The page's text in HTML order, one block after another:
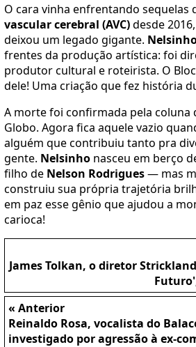
O cara vinha enfrentando sequelas
vascular cerebral (AVC)desde
deixou um legado gigante.
frentes da produção artística: foi
produtor cultural e roteirista. O
dele! Uma criação que fez história
A morte foi confirmada pela coluna
Globo. Agora fica aquele vazio
alguém que contribuiu tanto pra
gente. Nelsinho nasceu em berço
filho de Nelson Rodrigues— mas
construiu sua própria trajetória
em paz esse gênio que ajudou a
carioca!
James Tolkan, o diretor
« Anterior
Reinaldo Rosa, vocalista do
investigado por agressão à ex-